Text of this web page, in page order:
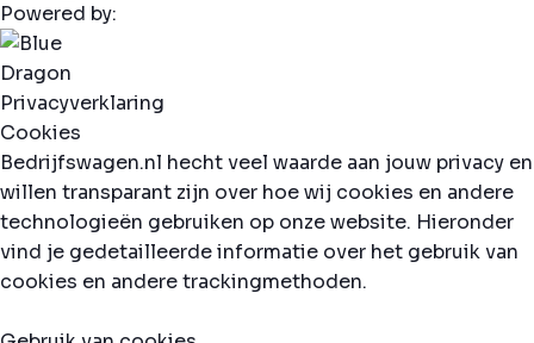
Powered by:
Privacyverklaring
Cookies
Bedrijfswagen.nl hecht veel waarde aan jouw privacy en
willen transparant zijn over hoe wij cookies en andere
technologieën gebruiken op onze website. Hieronder
vind je gedetailleerde informatie over het gebruik van
cookies en andere trackingmethoden.